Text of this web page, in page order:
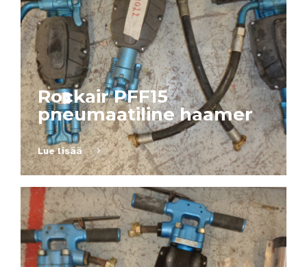
Rockair PFF15
pneumaatiline haamer
Lue lisää